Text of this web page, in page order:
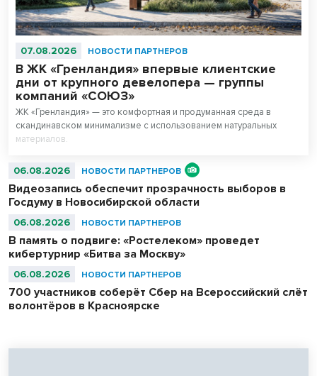
07.08.2026 НОВОСТИ ПАРТНЕРОВ
В ЖК «Гренландия» впервые клиентские
дни от крупного девелопера — группы
компаний «СОЮЗ»
ЖК «Гренландия» — это комфортная и продуманная среда в
скандинавском минимализме с использованием натуральных
материалов.
06.08.2026 НОВОСТИ ПАРТНЕРОВ
Видеозапись обеспечит прозрачность выборов в
Госдуму в Новосибирской области
06.08.2026 НОВОСТИ ПАРТНЕРОВ
В память о подвиге: «Ростелеком» проведет
кибертурнир «Битва за Москву»
06.08.2026 НОВОСТИ ПАРТНЕРОВ
700 участников соберёт Сбер на Всероссийский слёт
волонтёров в Красноярске